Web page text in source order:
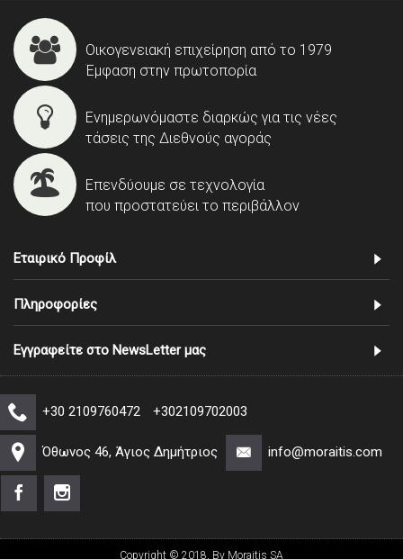
Οικογενειακή επιχείρηση από το 1979
Έμφαση στην πρωτοπορία
Ενημερωνόμαστε διαρκώς για τις νέες
τάσεις της Διεθνούς αγοράς
Επενδύουμε σε τεχνολογία
που προστατεύει το περιβάλλον
Εταιρικό Προφίλ
Πληροφορίες
Εγγραφείτε στο NewsLetter μας
+30 2109760472 +302109702003
Όθωνος 46, Άγιος Δημήτριος info@moraitis.com
Copyright © 2018, By Moraitis SA